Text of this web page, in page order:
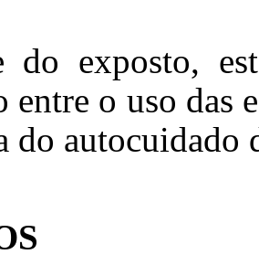
do exposto,
entre o uso das
do autocuidado